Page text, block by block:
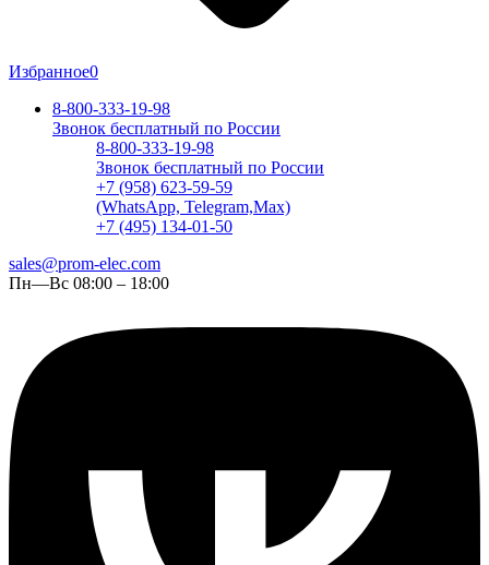
Избранное0
8-800-333-19-98
Звонок бесплатный по России
8-800-333-19-98
Звонок бесплатный по России
+7 (958) 623-59-59
(WhatsApp, Telegram,Max)
+7 (495) 134-01-50
sales@prom-elec.com
Пн—Вс 08:00 – 18:00